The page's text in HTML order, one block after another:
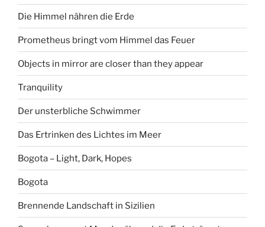
Die Himmel nähren die Erde
Prometheus bringt vom Himmel das Feuer
Objects in mirror are closer than they appear
Tranquility
Der unsterbliche Schwimmer
Das Ertrinken des Lichtes im Meer
Bogota – Light, Dark, Hopes
Bogota
Brennende Landschaft in Sizilien